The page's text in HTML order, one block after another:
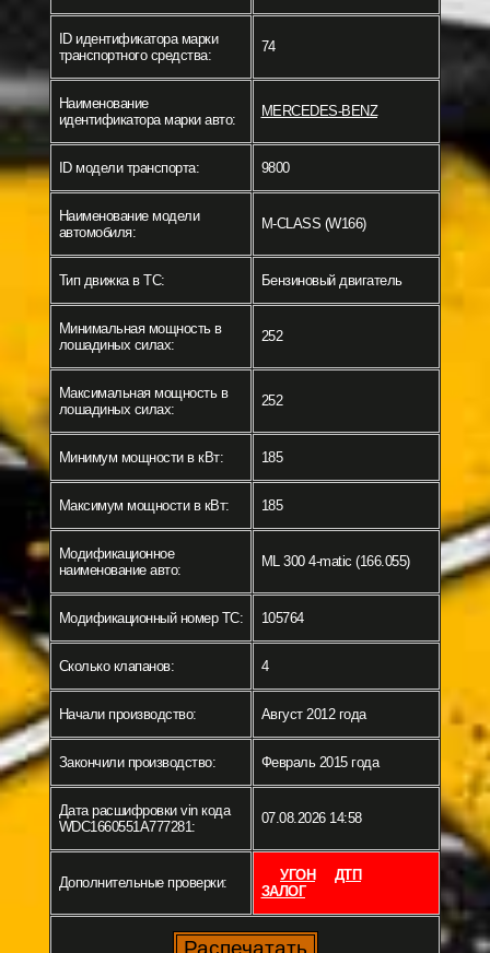
ID идентификатора марки
транспортного средства:
74
Наименование
идентификатора марки авто:
MERCEDES-BENZ
ID модели транспорта: 9800
Наименование модели
автомобиля:
M-CLASS (W166)
Тип движка в ТС: Бензиновый двигатель
Минимальная мощность в
лошадиных силах:
252
Максимальная мощность в
лошадиных силах:
252
Минимум мощности в кВт: 185
Максимум мощности в кВт: 185
Модификационное
наименование авто:
ML 300 4-matic (166.055)
Модификационный номер ТС: 105764
Сколько клапанов: 4
Начали производство: Август 2012 года
Закончили производство: Февраль 2015 года
Дата расшифровки vin кода
WDC1660551A777281:
07.08.2026 14:58
Дополнительные проверки: УГОН
ДТП
ЗАЛОГ